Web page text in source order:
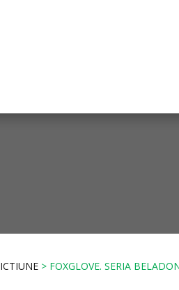
> FOXGLOVE. SERIA